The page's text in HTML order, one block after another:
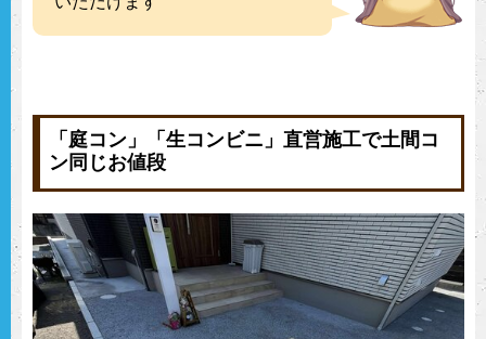
「庭コン」「生コンビニ」直営施工で土間コ
ン同じお値段